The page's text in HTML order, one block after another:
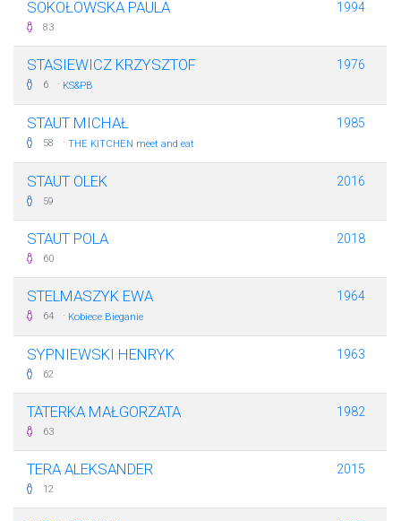
SOKOŁOWSKA PAULA
83
1994
STASIEWICZ KRZYSZTOF
6 · KS&PB
1976
STAUT MICHAŁ
58 · THE KITCHEN meet and eat
1985
STAUT OLEK
59
2016
STAUT POLA
60
2018
STELMASZYK EWA
64 · Kobiece Bieganie
1964
SYPNIEWSKI HENRYK
62
1963
TATERKA MAŁGORZATA
63
1982
TERA ALEKSANDER
12
2015